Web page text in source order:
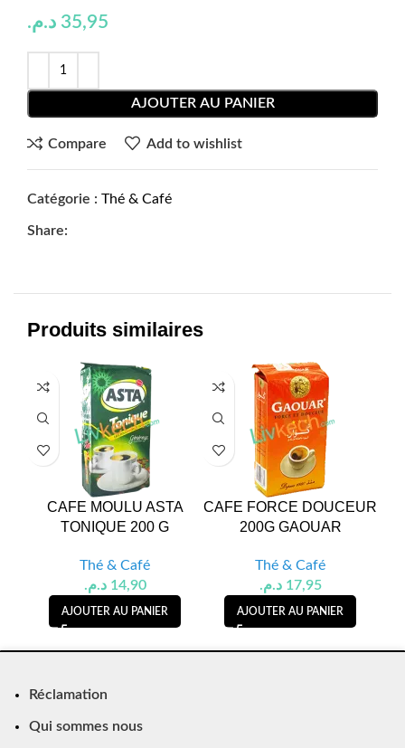
35,95 د.م.
AJOUTER AU PANIER
Compare Add to wishlist
Catégorie : Thé & Café
Share:
Produits similaires
CAFE MOULU ASTA
TONIQUE 200 G
Thé & Café
14,90 د.م.
AJOUTER AU PANIER
CAFE FORCE DOUCEUR
200G GAOUAR
Thé & Café
17,95 د.م.
AJOUTER AU PANIER
Réclamation
Qui sommes nous